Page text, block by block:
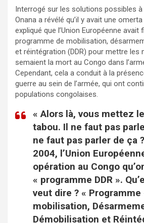
Interrogé sur les solutions possibles
Onana a révélé qu’il y avait une
expliqué que l’Union Européenne avait
programme de mobilisation,
et réintégration (DDR) pour mettre les
semaient la mort au Congo dans
Cependant, cela a conduit à la
guerre au sein de l’armée, qui ont
populations congolaises.
« Alors là, vous mettez
tabou. Il ne faut pas
ne faut pas parler de ça
2004, l’Union
opération au Congo
« programme DDR ».
veut dire ? « Programme
mobilisation,
Démobilisation et